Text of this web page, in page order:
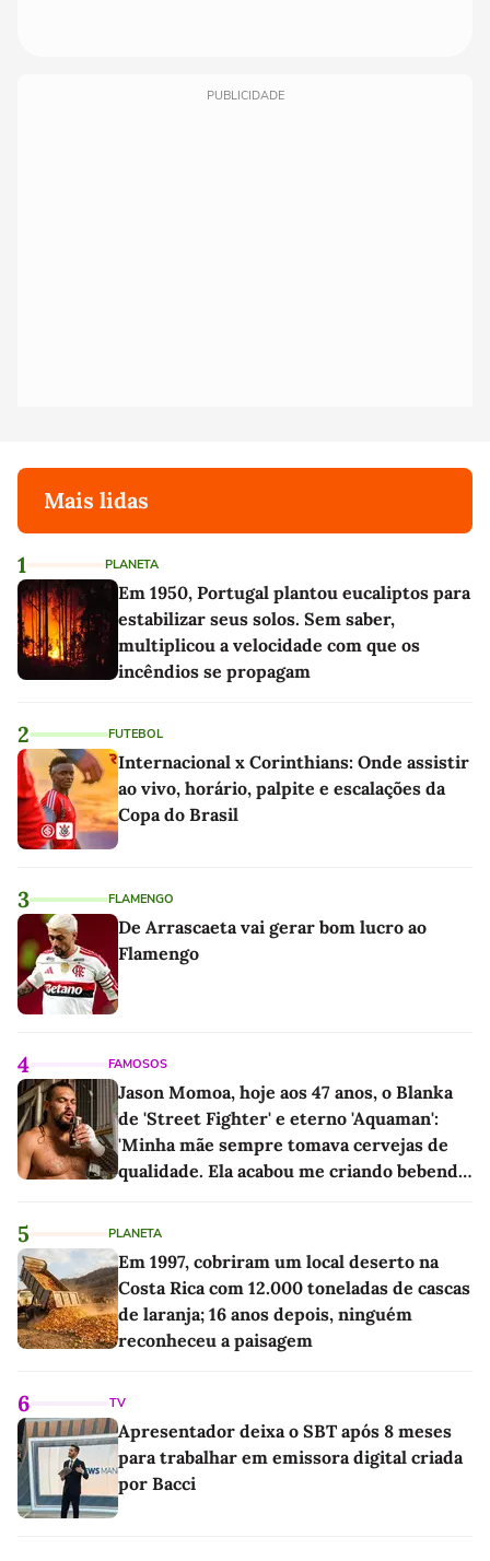
PUBLICIDADE
Mais lidas
1 PLANETA
Em 1950, Portugal plantou eucaliptos para
estabilizar seus solos. Sem saber,
multiplicou a velocidade com que os
incêndios se propagam
2 FUTEBOL
Internacional x Corinthians: Onde assistir
ao vivo, horário, palpite e escalações da
Copa do Brasil
3 FLAMENGO
De Arrascaeta vai gerar bom lucro ao
Flamengo
4 FAMOSOS
Jason Momoa, hoje aos 47 anos, o Blanka
de 'Street Fighter' e eterno 'Aquaman':
'Minha mãe sempre tomava cervejas de
qualidade. Ela acabou me criando bebendo
5 PLANETA
Em 1997, cobriram um local deserto na
Costa Rica com 12.000 toneladas de cascas
de laranja; 16 anos depois, ninguém
reconheceu a paisagem
6 TV
Apresentador deixa o SBT após 8 meses
para trabalhar em emissora digital criada
por Bacci